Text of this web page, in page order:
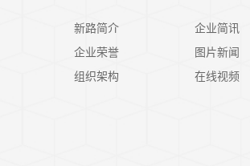
新路简介
企业荣誉
组织架构
企业简讯
图片新闻
在线视频